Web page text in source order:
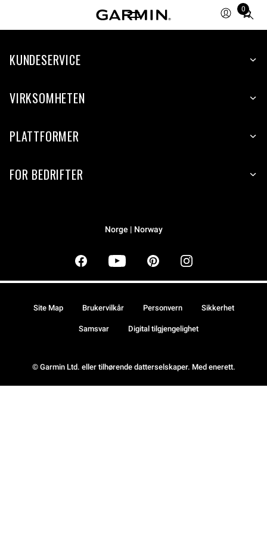
0
Total
items
cart:
KUNDESERVICE
VIRKSOMHETEN
PLATTFORMER
FOR BEDRIFTER
Norge | Norway
© Garmin Ltd. eller tilhørende datterselskaper. Med enerett.
Site Map Brukervilkår Personvern Sikkerhet
Samsvar Digital tilgjengelighet